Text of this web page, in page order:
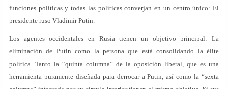
funciones políticas y todas las políticas converjan en un centro único: El
presidente ruso Vladimir Putin.
Los agentes occidentales en Rusia tienen un objetivo principal: La
eliminación de Putin como la persona que está consolidando la élite
política. Tanto la “quinta columna” de la oposición liberal, que es una
herramienta puramente diseñada para derrocar a Putin, así como la “sexta